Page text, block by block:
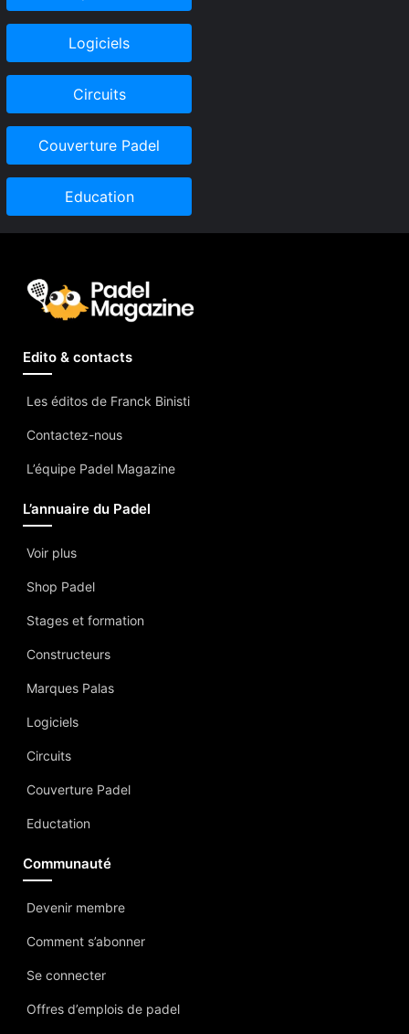
Logiciels
Circuits
Couverture Padel
Education
Edito & contacts
Les éditos de Franck Binisti
Contactez-nous
L’équipe Padel Magazine
L’annuaire du Padel
Voir plus
Shop Padel
Stages et formation
Constructeurs
Marques Palas
Logiciels
Circuits
Couverture Padel
Eductation
Communauté
Devenir membre
Comment s’abonner
Se connecter
Offres d’emplois de padel